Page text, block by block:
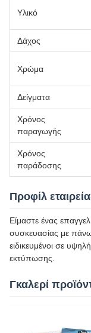
Υλικό
Δάχος
Χρώμα
Δείγματα
Χρόνος
παραγωγής
Χρόνος
παράδοσης
Προφίλ
Είμαστε ένας
συσκευασίας με
ειδικευμένοι σε
εκτύπωσης.
Γκαλερί